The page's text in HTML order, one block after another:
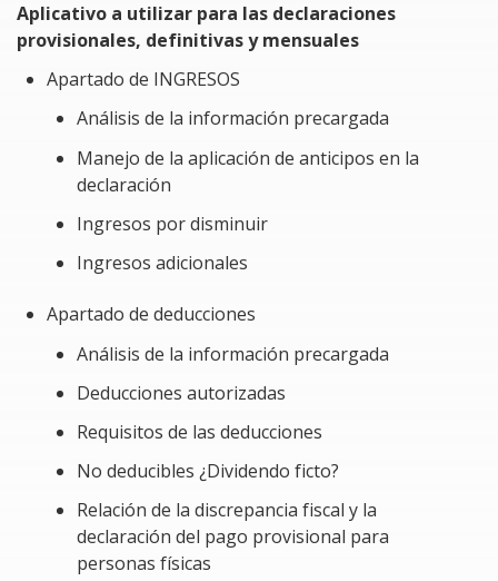
Problemática a resolver al tomar el Curso
Contar con los fundamentos fiscales respecto a los
aplicativos a utilizar y el llenado de estos cuando los
mismos no son acordes a las disposiciones fiscales.
Requerimiento especial para el curso
PC con Excel
Aplicativo a utilizar para las declaraciones
provisionales, definitivas y mensuales
Apartado de INGRESOS
Análisis de la información precargada
Manejo de la aplicación de anticipos en la
declaración
Ingresos por disminuir
Ingresos adicionales
Apartado de deducciones
Análisis de la información precargada
Deducciones autorizadas
Requisitos de las deducciones
No deducibles ¿Dividendo ficto?
Relación de la discrepancia fiscal y la
declaración del pago provisional para
personas físicas